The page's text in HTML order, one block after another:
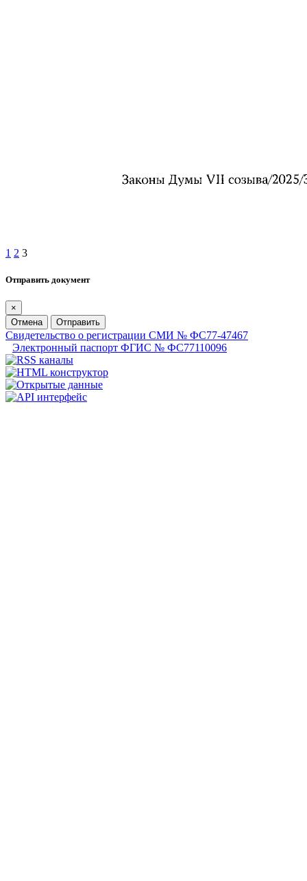
1 2 3
Отправить документ
×
Отмена
Отправить
Свидетельство о регистрации СМИ № ФС77-47467
Электронный паспорт ФГИС № ФС77110096